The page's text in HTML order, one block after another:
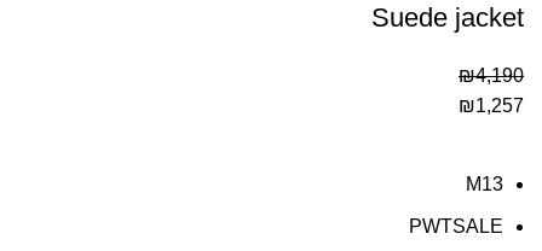
M13
PWTSALE
Suede jacket
₪4,190
₪1,257